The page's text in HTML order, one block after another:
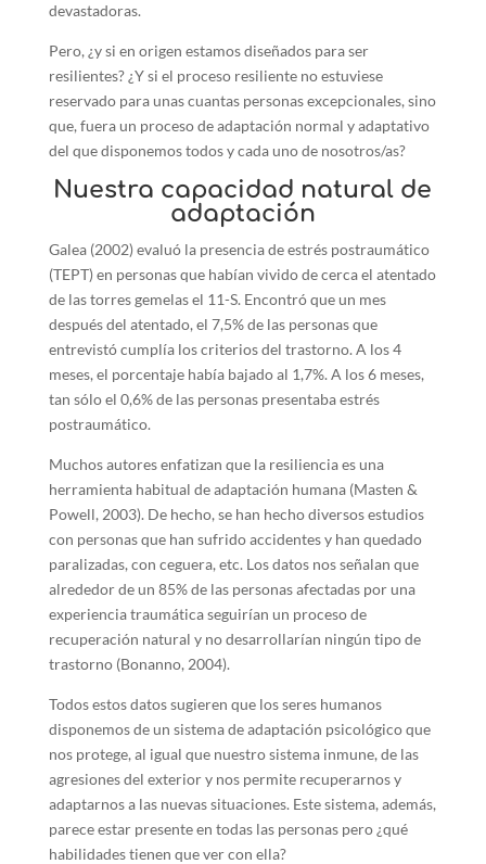
devastadoras.
Pero, ¿y si en origen estamos diseñados para ser
resilientes? ¿Y si el proceso resiliente no estuviese
reservado para unas cuantas personas excepcionales, sino
que, fuera un proceso de adaptación normal y adaptativo
del que disponemos todos y cada uno de nosotros/as?
Nuestra capacidad natural de
adaptación
Galea (2002) evaluó la presencia de estrés postraumático
(TEPT) en personas que habían vivido de cerca el atentado
de las torres gemelas el 11-S. Encontró que un mes
después del atentado, el 7,5% de las personas que
entrevistó cumplía los criterios del trastorno. A los 4
meses, el porcentaje había bajado al 1,7%. A los 6 meses,
tan sólo el 0,6% de las personas presentaba estrés
postraumático.
Muchos autores enfatizan que la resiliencia es una
herramienta habitual de adaptación humana (Masten &
Powell, 2003). De hecho, se han hecho diversos estudios
con personas que han sufrido accidentes y han quedado
paralizadas, con ceguera, etc. Los datos nos señalan que
alrededor de un 85% de las personas afectadas por una
experiencia traumática seguirían un proceso de
recuperación natural y no desarrollarían ningún tipo de
trastorno (Bonanno, 2004).
Todos estos datos sugieren que los seres humanos
disponemos de un sistema de adaptación psicológico que
nos protege, al igual que nuestro sistema inmune, de las
agresiones del exterior y nos permite recuperarnos y
adaptarnos a las nuevas situaciones. Este sistema, además,
parece estar presente en todas las personas pero ¿qué
habilidades tienen que ver con ella?